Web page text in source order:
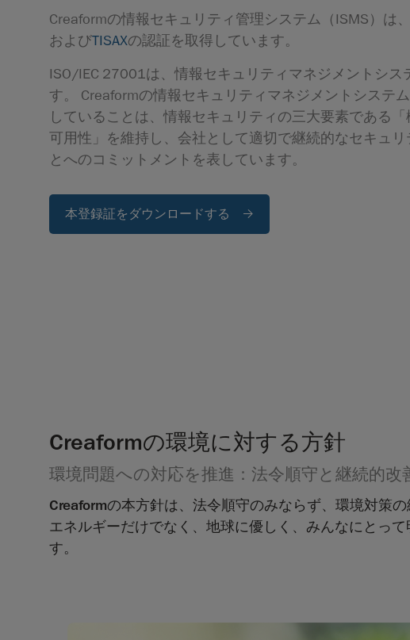
Creaformの情報セキュリティ管理システム（ISMS）は
およびTISAXの認証を取得しています。
ISO/IEC 27001は、情報セキュリティマネジメントシス
す。 Creaformの情報セキュリティマネジメントシステ
していることは、情報セキュリティの三大要素である「
可用性」を維持し、会社として適切で継続的なセキュリ
とへのコミットメントを表しています。
本登録証をダウンロードする
Creaformの環境に対する方針
環境問題への対応を推進：法令順守と継続的改
Creaformの本方針は、法令順守のみならず、環境対策
エネルギーだけでなく、地球に優しく、みんなにとっ
す。